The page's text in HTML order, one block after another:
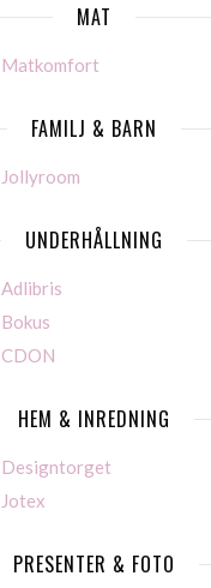
MAT
Matkomfort
FAMILJ & BARN
Jollyroom
UNDERHÅLLNING
Adlibris
Bokus
CDON
HEM & INREDNING
Designtorget
Jotex
PRESENTER & FOTO